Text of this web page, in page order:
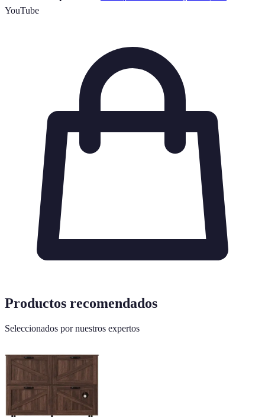
YouTube
Productos recomendados
Seleccionados por nuestros expertos